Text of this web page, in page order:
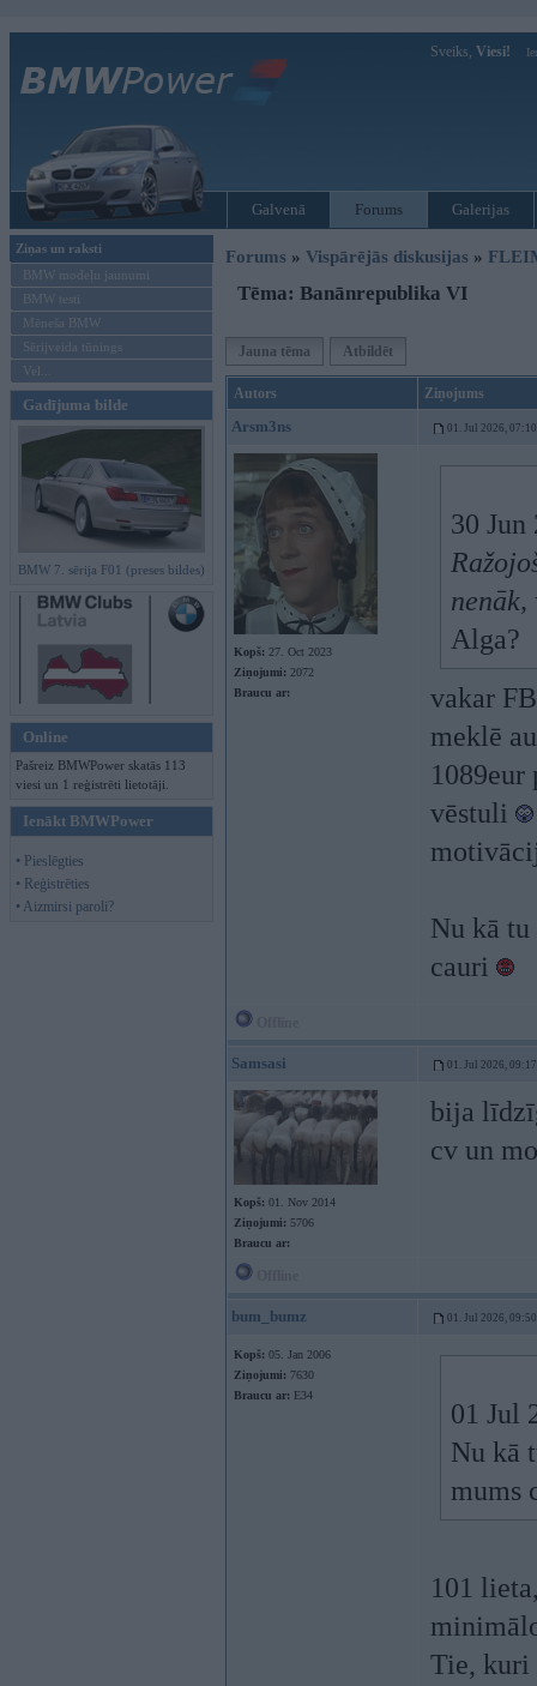
Sveiks, Viesi!
Galvenā Forums Galerijas
Ziņas un raksti
BMW modeļu jaunumi
BMW testi
Mēneša BMW
Sērijveida tūnings
Vel...
Gadījuma bilde
BMW 7. sērija F01 (preses bildes)
Online
Pašreiz BMWPower skatās 113
viesi un 1 reģistrēti lietotāji.
Ienākt BMWPower
• Pieslēgties
• Reģistrēties
• Aizmirsi paroli?
Forums » Vispārējās diskusijas »
Tēma: Banānrepublika VI
Jauna tēma Atbildēt
Autors Ziņojums
Arsm3ns 01. Jul 2026, 07:10
Kopš: 27. Oct 2023
Ziņojumi: 2072
Braucu ar:
30
Alga?
vakar
meklē
vēstuli
Nu kā
cauri
Samsasi 01. Jul 2026, 09:17
Kopš: 01. Nov 2014
Ziņojumi: 5706
Braucu ar:
bija
cv un
bum_bumz 01. Jul 2026, 09:50
Kopš: 05. Jan 2006
Ziņojumi: 7630
Braucu ar: E34
01 Jul
Nu kā
mums
101
Tie, kuri